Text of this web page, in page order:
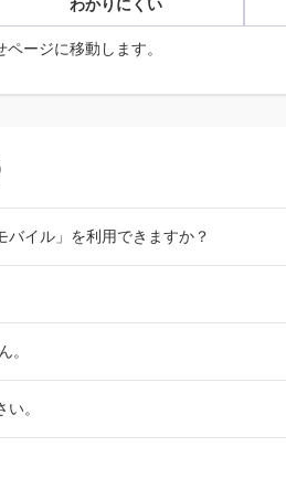
わかりにくい
ージに移動します。
バイル」を利用できますか？
。
。